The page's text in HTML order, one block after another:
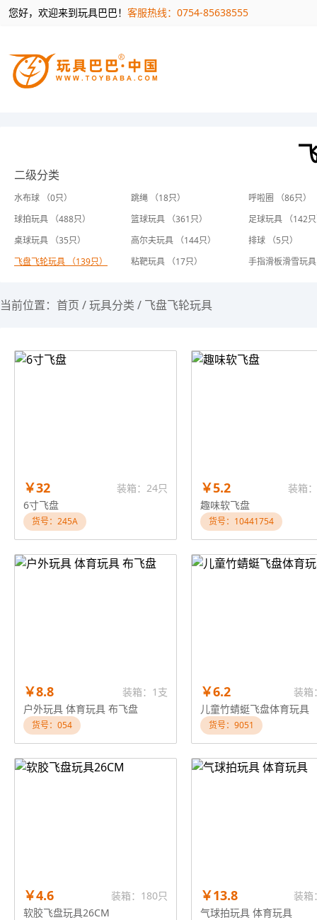
您好，欢迎来到玩具巴巴！ 客服热线：0754-85638555
二级分类
水布球 （0只） 跳绳 （18只）
呼啦圈 （86只）
球拍玩具 （488只）
篮球玩具 （361只）
足球玩具 （142
桌球玩具 （35只）
高尔夫玩具 （144只）
排球 （5只）
飞盘飞轮玩具 （139只）
粘靶玩具 （17只） 手指滑板滑雪玩
当前位置： 首页 /玩具分类 / 飞盘飞轮玩具
￥32
装箱：24只
6寸飞盘
货号：245A
￥5.2
装箱
趣味软飞盘
货号：10441754
￥8.8
装箱：1支
户外玩具 体育玩具 布飞盘
货号：054
￥6.2
装箱
儿童竹蜻蜓飞盘体育玩具
货号：9051
￥4.6
装箱：180只
软胶飞盘玩具26CM
￥13.8
装箱
气球拍玩具 体育玩具